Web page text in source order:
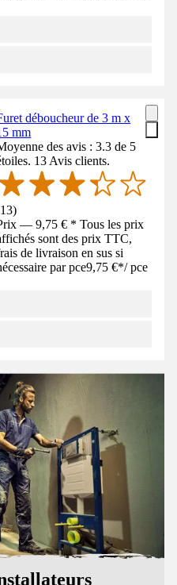
déboucheur de 3 m x
mm
des avis : 3.3 de 5
13 Avis clients.
13)
— 9,75 € * Tous les prix
sont des prix TTC,
de livraison en sus si
par pce9,75 €*/ pce